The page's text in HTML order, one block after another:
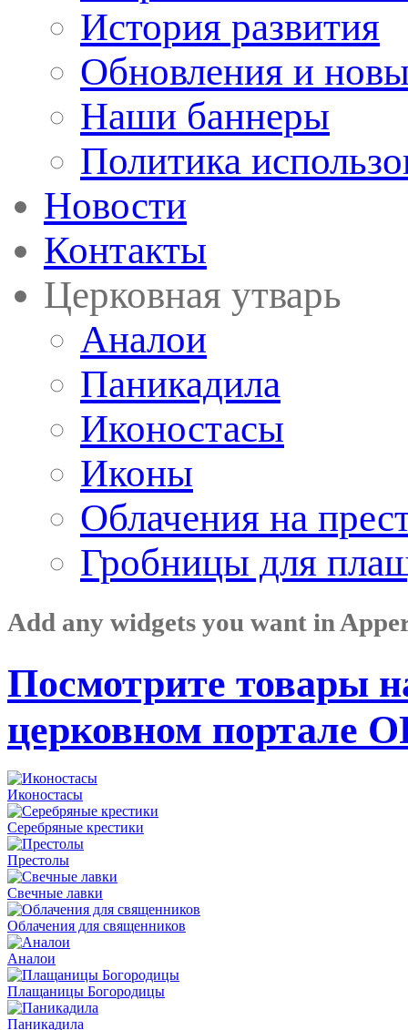
История развития
Обновления и
Наши баннеры
Политика
Новости
Контакты
Церковная утварь
Аналои
Паникадила
Иконостасы
Иконы
Облачения на
Гробницы для
Add any widgets you want in
Посмотрите товары
церковном портале
Иконостасы
Серебряные крестики
Престолы
Свечные лавки
Облачения для священников
Аналои
Плащаницы Богородицы
Паникадила